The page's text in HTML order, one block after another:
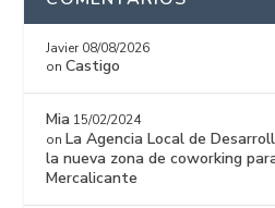
Javier 08/08/2026
onCastigo
Mia 15/02/2024
onLa Agencia Local de
la nueva zona de coworking
Mercalicante